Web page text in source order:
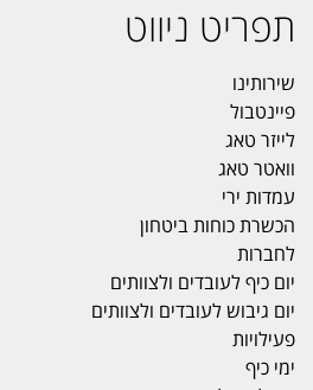
תפריט ניווט
שירותינו
פיינטבול
לייזר טאג
וואטר טאג
עמדות ירי
הכשרת כוחות ביטחון
לחברות
יום כיף לעובדים ולצוותים
יום גיבוש לעובדים ולצוותים
פעילויות
ימי כיף